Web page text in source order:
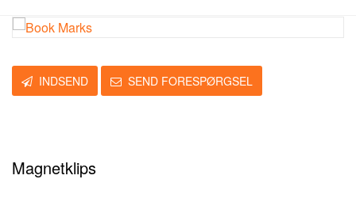
INDSEND SEND FORESPØRGSEL
Magnetklips